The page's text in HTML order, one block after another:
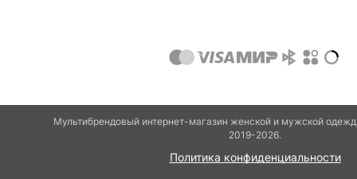
Мультибрендовый интернет-магазин женской и мужской
2019-2026.
Политика конфиденциальности